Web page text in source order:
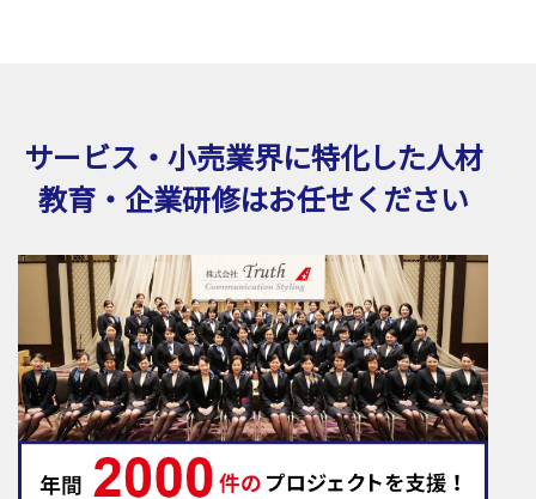
サービス・小売業界に特化した人材
教育・企業研修はお任せください